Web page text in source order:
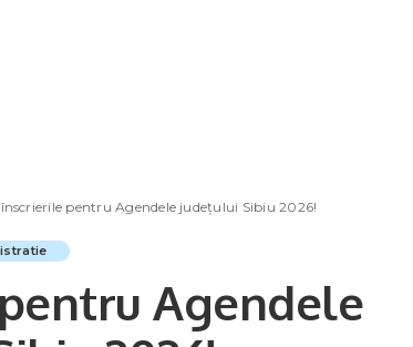
pentru Agendele județului Sibiu 2026!
Agendele